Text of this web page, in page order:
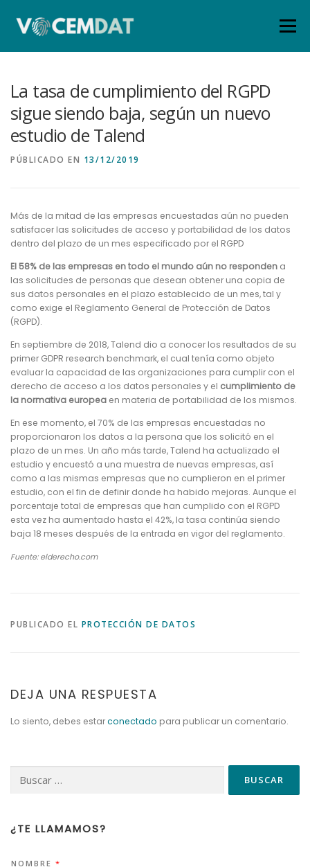
Menú
QUIÉNES SOMOS BLOG
La tasa de cumplimiento del RGPD
sigue siendo baja, según un nuevo
estudio de Talend
PÚBLICADO EN 13/12/2019
Más de la mitad de las empresas encuestadas aún no pueden
satisfacer las solicitudes de acceso y portabilidad de los datos
dentro del plazo de un mes especificado por el RGPD
El 58% de las empresas en todo el mundo aún no responden a
las solicitudes de personas que desean obtener una copia de
sus datos personales en el plazo establecido de un mes, tal y
como exige el Reglamento General de Protección de Datos
(RGPD).
En septiembre de 2018, Talend dio a conocer los resultados de su
primer GDPR research benchmark, el cual tenía como objeto
evaluar la capacidad de las organizaciones para cumplir con el
derecho de acceso a los datos personales y el cumplimiento de
la normativa europea en materia de portabilidad de los mismos.
En ese momento, el 70% de las empresas encuestadas no
proporcionaron los datos a la persona que los solicitó en el
plazo de un mes. Un año más tarde, Talend ha actualizado el
estudio y encuestó a una muestra de nuevas empresas, así
como a las mismas empresas que no cumplieron en el primer
estudio, con el fin de definir donde ha habido mejoras. Aunque el
porcentaje total de empresas que han cumplido con el RGPD
esta vez ha aumentado hasta el 42%, la tasa continúa siendo
baja 18 meses después de la entrada en vigor del reglamento.
Fuente: elderecho.com
PUBLICADO EL PROTECCIÓN DE DATOS
DEJA UNA RESPUESTA
Lo siento, debes estarconectado para publicar un comentario.
¿TE LLAMAMOS?
NOMBRE *